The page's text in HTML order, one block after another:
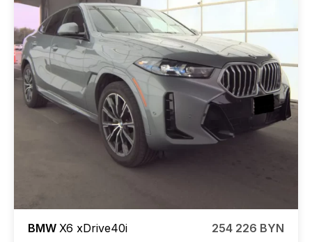
BMW X6 xDrive40i 254 226 BYN